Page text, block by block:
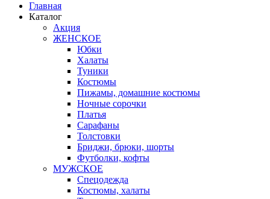
Главная
Каталог
Акция
ЖЕНСКОЕ
Юбки
Халаты
Туники
Костюмы
Пижамы, домашние костюмы
Ночные сорочки
Платья
Сарафаны
Толстовки
Бриджи, брюки, шорты
Футболки, кофты
МУЖСКОЕ
Спецодежда
Костюмы, халаты